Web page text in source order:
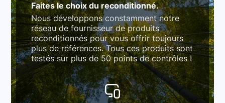
Faites le choix du reconditionné.
Nous développons constamment notre
réseau de fournisseur de produits
reconditionnés pour vous offrir toujours
plus de références. Tous ces produits sont
testés sur plus de 50 points de contrôles !